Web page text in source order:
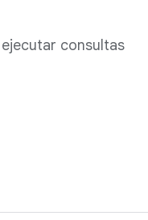
consultas